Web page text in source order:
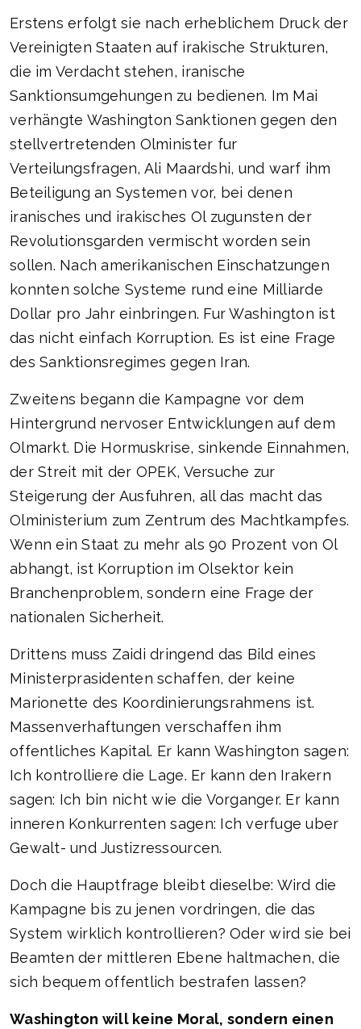
Erstens erfolgt sie nach erheblichem Druck der
Vereinigten Staaten auf irakische Strukturen,
die im Verdacht stehen, iranische
Sanktionsumgehungen zu bedienen. Im Mai
verhängte Washington Sanktionen gegen den
stellvertretenden Olminister fur
Verteilungsfragen, Ali Maardshi, und warf ihm
Beteiligung an Systemen vor, bei denen
iranisches und irakisches Ol zugunsten der
Revolutionsgarden vermischt worden sein
sollen. Nach amerikanischen Einschatzungen
konnten solche Systeme rund eine Milliarde
Dollar pro Jahr einbringen. Fur Washington ist
das nicht einfach Korruption. Es ist eine Frage
des Sanktionsregimes gegen Iran.
Zweitens begann die Kampagne vor dem
Hintergrund nervoser Entwicklungen auf dem
Olmarkt. Die Hormuskrise, sinkende Einnahmen,
der Streit mit der OPEK, Versuche zur
Steigerung der Ausfuhren, all das macht das
Olministerium zum Zentrum des Machtkampfes.
Wenn ein Staat zu mehr als 90 Prozent von Ol
abhangt, ist Korruption im Olsektor kein
Branchenproblem, sondern eine Frage der
nationalen Sicherheit.
Drittens muss Zaidi dringend das Bild eines
Ministerprasidenten schaffen, der keine
Marionette des Koordinierungsrahmens ist.
Massenverhaftungen verschaffen ihm
offentliches Kapital. Er kann Washington sagen:
Ich kontrolliere die Lage. Er kann den Irakern
sagen: Ich bin nicht wie die Vorganger. Er kann
inneren Konkurrenten sagen: Ich verfuge uber
Gewalt- und Justizressourcen.
Doch die Hauptfrage bleibt dieselbe: Wird die
Kampagne bis zu jenen vordringen, die das
System wirklich kontrollieren? Oder wird sie bei
Beamten der mittleren Ebene haltmachen, die
sich bequem offentlich bestrafen lassen?
Washington will keine Moral, sondern einen